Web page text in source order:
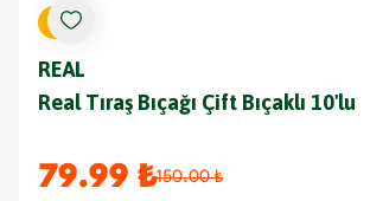
% 47
REAL
Real Tıraş Bıçağı Çift Bıçaklı 10'lu
79.99 ₺150.00 ₺